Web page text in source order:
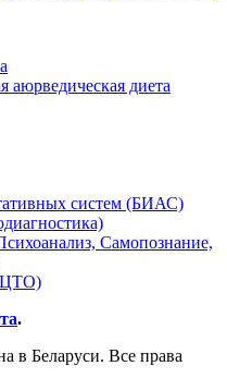
диета
систем (БИАС)
Самопознание,
.
в Беларуси. Все права